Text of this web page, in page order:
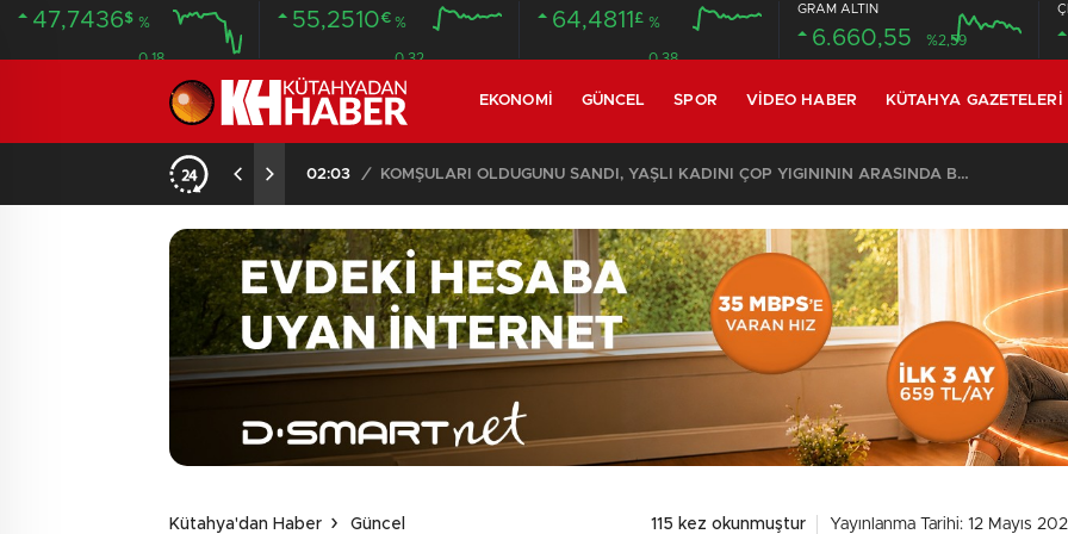
47,7436$ %
0.18
55,2510€ %
0.32
64,4811 £ %
0.38
GRAM ALTIN
6.660,55 %2,59
EKONOMI GÜNCEL SPOR VIDEO HABER KÜTAHYA GAZETELERI
02:03 / KOMŞULARI ÖLDÜĞÜNÜ SANDI, YAŞLI KADINI ÇÖP YIĞINININ ARASINDA BULUNDU
Kütahya'dan Haber Güncel 115 kez okunmuştur Yayınlanma Tarihi: 12 Mayıs